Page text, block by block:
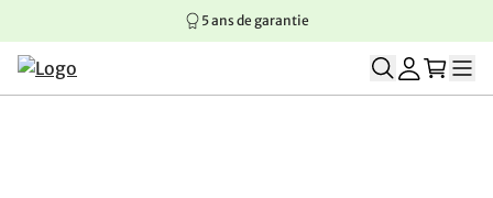
Aller au contenu principal
Aller à la navigation principale
Aller au pied de page
5 ans de garantie